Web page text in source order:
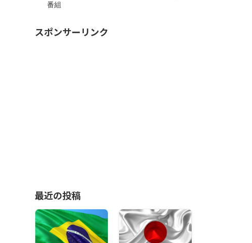
番組
スポンサーリンク
最近の投稿